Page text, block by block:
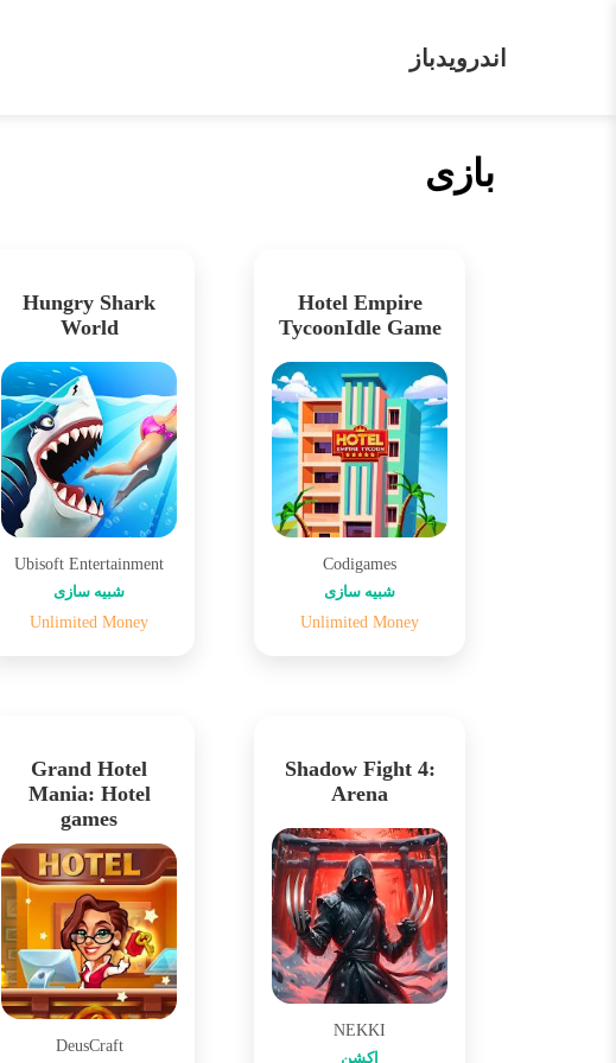
اندرویدباز
بازی
Hotel Empire
TycoonIdle Game
Codigames
شبیه سازی
Unlimited Money
Hungry Shark
World
Ubisoft Entertainment
شبیه سازی
Unlimited Money
Shadow Fight 4:
Arena
NEKKI
اکشن
Grand Hotel
Mania: Hotel
games
DeusCraft